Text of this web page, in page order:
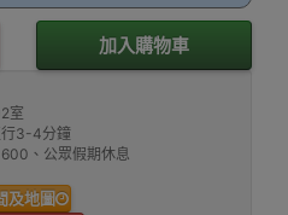
加入購物車
室
行3-4分鐘
、公眾假期休息
及地圖